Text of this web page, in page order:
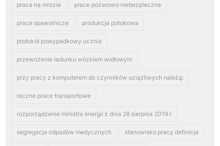
praca na mrozie prace pożarowo niebezpieczne
prace spawalnicze produkcja potokowa
protokół powypadkowy ucznia
przewożenie ładunku wózkiem widłowym
przy pracy z komputerem do czynników uciążliwych należą:
reczne prace transportowe
rozporządzenie ministra energii z dnia 28 sierpnia 2019 r
segregacja odpadów medycznych stanowisko pracy definicja